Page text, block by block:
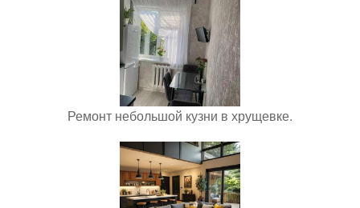
Ремонт небольшой кузни в хрущевке.